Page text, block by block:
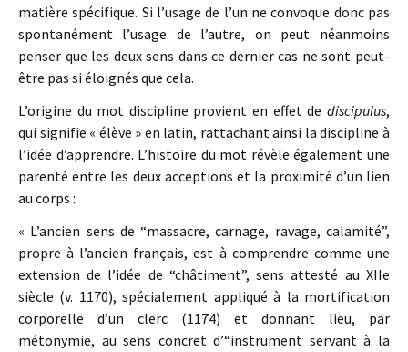
matière spécifique. Si l’usage de l’un ne convoque donc pas
spontanément l’usage de l’autre, on peut néanmoins
penser que les deux sens dans ce dernier cas ne sont peut-
être pas si éloignés que cela.
L’origine du mot discipline provient en effet de discipulus,
qui signifie « élève » en latin, rattachant ainsi la discipline à
l’idée d’apprendre. L’histoire du mot révèle également une
parenté entre les deux acceptions et la proximité d’un lien
au corps :
« L’ancien sens de “massacre, carnage, ravage, calamité”,
propre à l’ancien français, est à comprendre comme une
extension de l’idée de “châtiment”, sens attesté au XIIe
siècle (v. 1170), spécialement appliqué à la mortification
corporelle d’un clerc (1174) et donnant lieu, par
métonymie, au sens concret d’“instrument servant à la